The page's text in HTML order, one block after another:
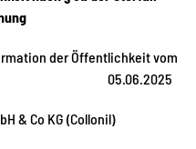
der Öffentlichkeit vom
05.06.2025
& Co KG (Collonil)